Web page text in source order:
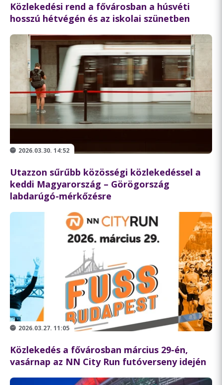
Közlekedési rend a fővárosban a húsvéti
hosszú hétvégén és az iskolai szünetben
2026.03.30. 14:52
Utazzon sűrűbb közösségi közlekedéssel a
keddi Magyarország – Görögország
labdarúgó-mérkőzésre
2026.03.27. 11:05
Közlekedés a fővárosban március 29-én,
vasárnap az NN City Run futóverseny idején